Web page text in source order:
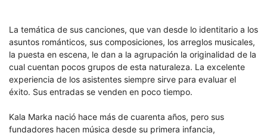
La temática de sus canciones, que van desde lo identitario a los
asuntos románticos, sus composiciones, los arreglos musicales,
la puesta en escena, le dan a la agrupación la originalidad de la
cual cuentan pocos grupos de esta naturaleza. La excelente
experiencia de los asistentes siempre sirve para evaluar el
éxito. Sus entradas se venden en poco tiempo.
Kala Marka nació hace más de cuarenta años, pero sus
fundadores hacen música desde su primera infancia,